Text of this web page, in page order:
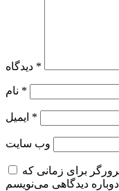
*
*
*
وب‌ سایت
برای زمانی که